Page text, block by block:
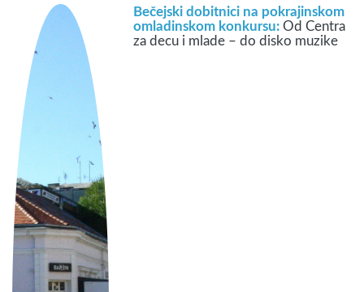
Bečejski dobitnici na pokrajinskom
omladinskom konkursu:Od Centra
za decu i mlade – do disko muzike